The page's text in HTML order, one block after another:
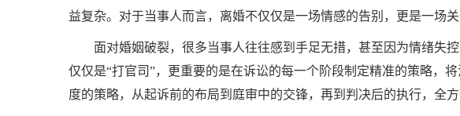
益复杂。对于当事人而言，离婚不仅仅是一场情感的告别，更是一场
面对婚姻破裂，很多当事人往往感到手足无措，甚至因为情绪失
仅仅是“打官司”，更重要的是在诉讼的每一个阶段制定精准的策略，
度的策略，从起诉前的布局到庭审中的交锋，再到判决后的执行，全